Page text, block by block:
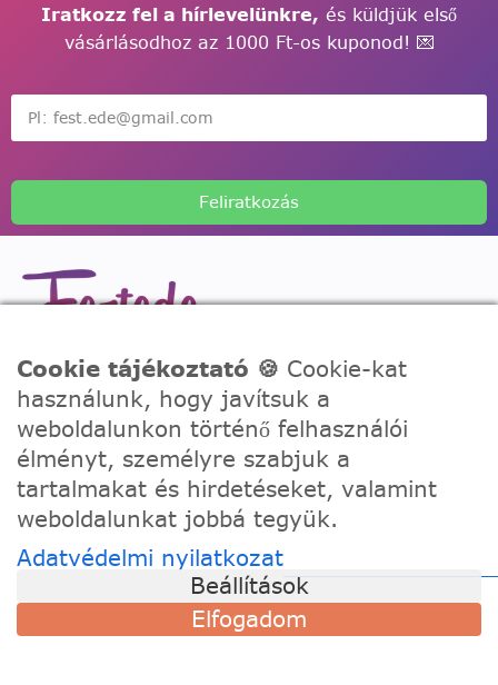
Iratkozz fel a hírlevelünkre, és küldjük első
vásárlásodhoz az 1000 Ft-os kuponod! 💌
Feliratkozás
A Festede számozott kifestőkkel te is alkothatsz, akár egy
igazi művész! Fesd meg a remekműved korábbi
tapasztalat nélkül, töltődj fel és fejezd ki a kreativitásod!
TÁMOGATÁS
Szállítási információk
Visszaküldés és csere
Kapcsolat
Cookie tájékoztató 🍪 Cookie-kat
használunk, hogy javítsuk a
weboldalunkon történő felhasználói
élményt, személyre szabjuk a
tartalmakat és hirdetéseket, valamint
weboldalunkat jobbá tegyük.
Adatvédelmi nyilatkozat
Beállítások
Elfogadom